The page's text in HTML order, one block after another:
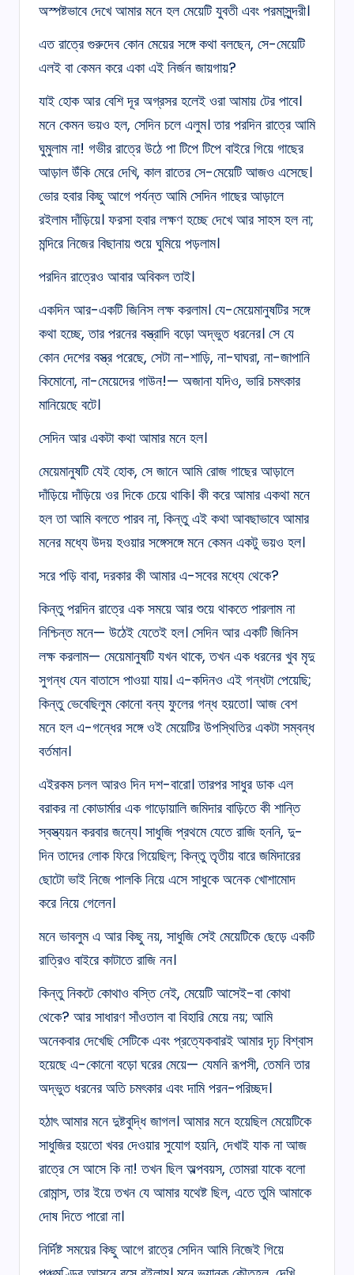
অস্পষ্টভাবে দেখে আমার মনে হল মেয়েটি যুবতী এবং পরমাসুন্দরী।
এত রাত্রে গুরুদেব কোন মেয়ের সঙ্গে কথা বলছেন, সে-মেয়েটি
এলই বা কেমন করে একা এই নির্জন জায়গায়?
যাই হোক আর বেশি দূর অগ্রসর হলেই ওরা আমায় টের পাবে।
মনে কেমন ভয়ও হল, সেদিন চলে এলুম। তার পরদিন রাত্রে আমি
ঘুমুলাম না! গভীর রাত্রে উঠে পা টিপে টিপে বাইরে গিয়ে গাছের
আড়াল উঁকি মেরে দেখি, কাল রাতের সে-মেয়েটি আজও এসেছে।
ভোর হবার কিছু আগে পর্যন্ত আমি সেদিন গাছের আড়ালে
রইলাম দাঁড়িয়ে। ফরসা হবার লক্ষণ হচ্ছে দেখে আর সাহস হল না;
মন্দিরে নিজের বিছানায় শুয়ে ঘুমিয়ে পড়লাম।
পরদিন রাত্রেও আবার অবিকল তাই।
একদিন আর-একটি জিনিস লক্ষ করলাম। যে-মেয়েমানুষটির সঙ্গে
কথা হচ্ছে, তার পরনের বস্ত্রাদি বড়ো অদ্ভুত ধরনের। সে যে
কোন দেশের বস্ত্র পরেছে, সেটা না-শাড়ি, না-ঘাঘরা, না-জাপানি
কিমোনো, না-মেয়েদের গাউন!— অজানা যদিও, ভারি চমৎকার
মানিয়েছে বটে।
সেদিন আর একটা কথা আমার মনে হল।
মেয়েমানুষটি যেই হোক, সে জানে আমি রোজ গাছের আড়ালে
দাঁড়িয়ে দাঁড়িয়ে ওর দিকে চেয়ে থাকি। কী করে আমার একথা মনে
হল তা আমি বলতে পারব না, কিন্তু এই কথা আবছাভাবে আমার
মনের মধ্যে উদয় হওয়ার সঙ্গেসঙ্গে মনে কেমন একটু ভয়ও হল।
সরে পড়ি বাবা, দরকার কী আমার এ-সবের মধ্যে থেকে?
কিন্তু পরদিন রাত্রে এক সময়ে আর শুয়ে থাকতে পারলাম না
নিশ্চিন্ত মনে— উঠেই যেতেই হল। সেদিন আর একটি জিনিস
লক্ষ করলাম— মেয়েমানুষটি যখন থাকে, তখন এক ধরনের খুব মৃদু
সুগন্ধ যেন বাতাসে পাওয়া যায়। এ-কদিনও এই গন্ধটা পেয়েছি;
কিন্তু ভেবেছিলুম কোনো বন্য ফুলের গন্ধ হয়তো। আজ বেশ
মনে হল এ-গন্ধের সঙ্গে ওই মেয়েটির উপস্থিতির একটা সম্বন্ধ
বর্তমান।
এইরকম চলল আরও দিন দশ-বারো। তারপর সাধুর ডাক এল
বরাকর না কোডার্মার এক গাড়োয়ালি জমিদার বাড়িতে কী শান্তি
স্বস্ত্যয়ন করবার জন্যে। সাধুজি প্রথমে যেতে রাজি হননি, দু-
দিন তাদের লোক ফিরে গিয়েছিল; কিন্তু তৃতীয় বারে জমিদারের
ছোটো ভাই নিজে পালকি নিয়ে এসে সাধুকে অনেক খোশামোদ
করে নিয়ে গেলেন।
মনে ভাবলুম এ আর কিছু নয়, সাধুজি সেই মেয়েটিকে ছেড়ে একটি
রাত্রিও বাইরে কাটাতে রাজি নন।
কিন্তু নিকটে কোথাও বস্তি নেই, মেয়েটি আসেই-বা কোথা
থেকে? আর সাধারণ সাঁওতাল বা বিহারি মেয়ে নয়; আমি
অনেকবার দেখেছি সেটিকে এবং প্রত্যেকবারই আমার দৃঢ় বিশ্বাস
হয়েছে এ-কোনো বড়ো ঘরের মেয়ে— যেমনি রূপসী, তেমনি তার
অদ্ভুত ধরনের অতি চমৎকার এবং দামি পরন-পরিচ্ছদ।
হঠাৎ আমার মনে দুষ্টবুদ্ধি জাগল। আমার মনে হয়েছিল মেয়েটিকে
সাধুজির হয়তো খবর দেওয়ার সুযোগ হয়নি, দেখাই যাক না আজ
রাত্রে সে আসে কি না! তখন ছিল অল্পবয়স, তোমরা যাকে বলো
রোমান্স, তার ইয়ে তখন যে আমার যথেষ্ট ছিল, এতে তুমি আমাকে
দোষ দিতে পারো না।
নির্দিষ্ট সময়ের কিছু আগে রাত্রে সেদিন আমি নিজেই গিয়ে